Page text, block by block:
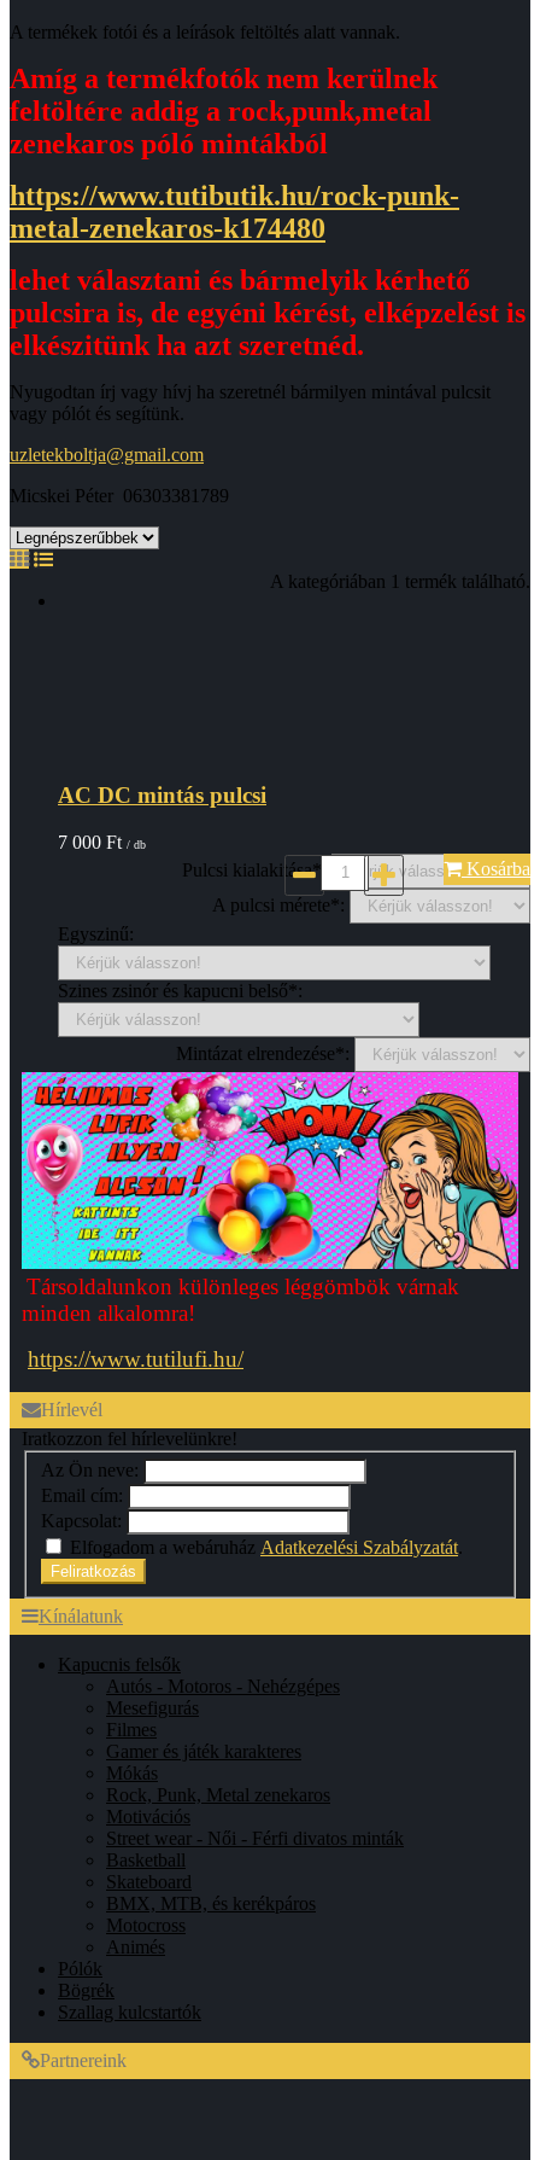
A termékek fotói és a leírások feltöltés alatt vannak.
Amíg a termékfotók nem kerülnek
feltöltére addig a rock,punk,metal
zenekaros póló mintákból
https://www.tutibutik.hu/rock-punk-
metal-zenekaros-k174480
lehet választani és bármelyik kérhető
pulcsira is, de egyéni kérést, elképzelést is
elkészitünk ha azt szeretnéd.
Nyugodtan írj vagy hívj ha szeretnél bármilyen mintával pulcsit
vagy pólót és segítünk.
uzletekboltja@gmail.com
Micskei Péter 06303381789
A kategóriában 1 termék található.
AC DC mintás pulcsi
7 000 Ft / db
Pulcsi kialakitása*:
A pulcsi mérete*:
Egyszinű:
Szines zsinór és kapucni belső*:
Mintázat elrendezése*:
Kosárba
Társoldalunkon különleges léggömbök várnak
minden alkalomra!
https://www.tutilufi.hu/
Hírlevél
Iratkozzon fel hírlevelünkre!
Az Ön neve:
Email cím:
Kapcsolat:
Elfogadom a webáruház Adatkezelési Szabályzatát.
Feliratkozás
Kínálatunk
Kapucnis felsők
Autós - Motoros - Nehézgépes
Mesefigurás
Filmes
Gamer és játék karakteres
Mókás
Rock, Punk, Metal zenekaros
Motivációs
Street wear - Női - Férfi divatos minták
Basketball
Skateboard
BMX, MTB, és kerékpáros
Motocross
Animés
Pólók
Bögrék
Szallag kulcstartók
Partnereink